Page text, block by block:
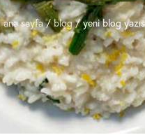
ana sayfa/blog/yeni blog